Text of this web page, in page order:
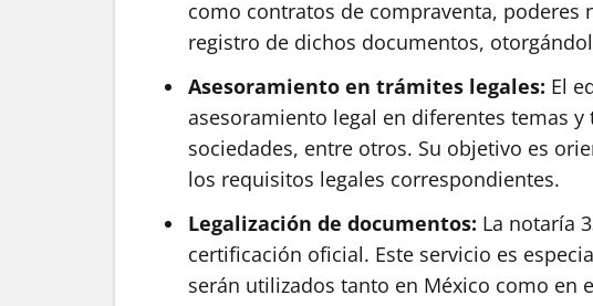
como contratos de compraventa,
registro de dichos documentos,
Asesoramiento en trámites legales: El
asesoramiento legal en diferentes temas
sociedades, entre otros. Su objetivo es
los requisitos legales correspondientes.
Legalización de documentos: La notaría
certificación oficial. Este servicio es
serán utilizados tanto en México como en